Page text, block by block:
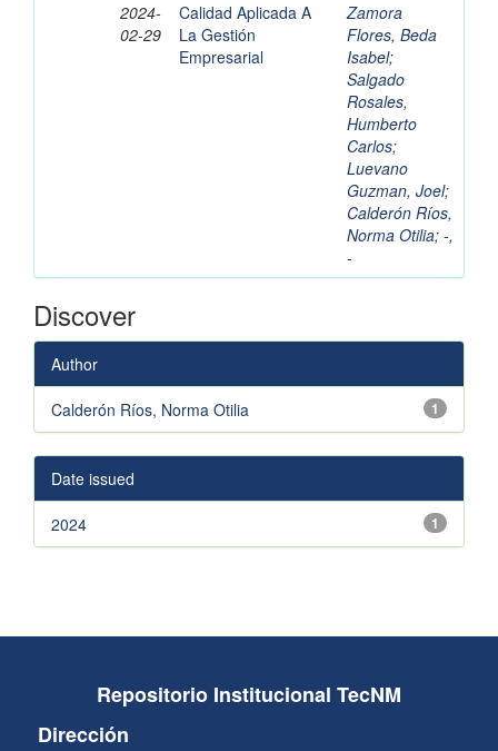
2024-
02-29
Calidad Aplicada A
La Gestión
Empresarial
Zamora
Flores, Beda
Isabel;
Salgado
Rosales,
Humberto
Carlos;
Luevano
Guzman, Joel;
Calderón Ríos,
Norma Otilia; -,
-
Discover
Author
1
Calderón Ríos, Norma Otilia
Date issued
1
2024
Repositorio Institucional TecNM
Dirección